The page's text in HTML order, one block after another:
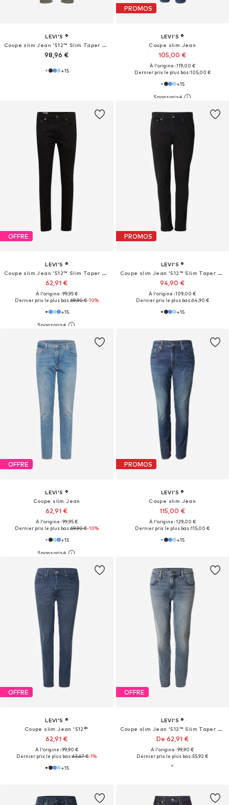
LEVI'S ®
Coupe slim Jean '512™ Slim Taper Jeans'
98,96 €
+15
PROMOS
LEVI'S ®
Coupe slim Jean
105,00 €
À l'origine : 119,00 €
Dernier prix le plus bas :105,00 €
+15
OFFRE
LEVI'S ®
Coupe slim Jean '512™ Slim Taper Jeans'
62,91 €
À l'origine : 99,95 €
Dernier prix le plus bas :69,90 €-10%
+15
PROMOS
LEVI'S ®
Coupe slim Jean '512™ Slim Taper Jeans'
94,90 €
À l'origine : 109,00 €
Dernier prix le plus bas :64,90 €
+15
OFFRE
LEVI'S ®
Coupe slim Jean
62,91 €
À l'origine : 99,95 €
Dernier prix le plus bas :69,90 €-10%
+15
PROMOS
LEVI'S ®
Coupe slim Jean
115,00 €
À l'origine : 129,00 €
Dernier prix le plus bas :115,00 €
+15
OFFRE
LEVI'S ®
Coupe slim Jean '512®'
62,91 €
À l'origine : 99,90 €
Dernier prix le plus bas :63,67 €-1%
+15
OFFRE
LEVI'S ®
Coupe slim Jean '512™ Slim Taper Jeans'
De 62,91 €
À l'origine : 99,90 €
Dernier prix le plus bas :55,92 €